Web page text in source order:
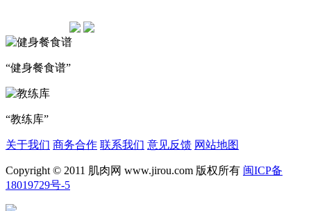
“健身餐食谱”
“教练库”
关于我们 商务合作 联系我们 意见反馈 网站地图
Copyright © 2011 肌肉网 www.jirou.com 版权所有 闽ICP备
18019729号-5